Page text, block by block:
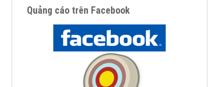
Quảng cáo trên Facebook